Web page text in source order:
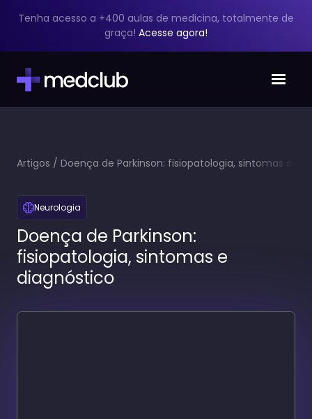
Tenha acesso a +400 aulas de medicina, totalmente de
graça! Acesse agora!
Artigos / Doença de Parkinson: fisiopatologia, sintomas e
Neurologia
Doença de Parkinson:
fisiopatologia, sintomas e
diagnóstico